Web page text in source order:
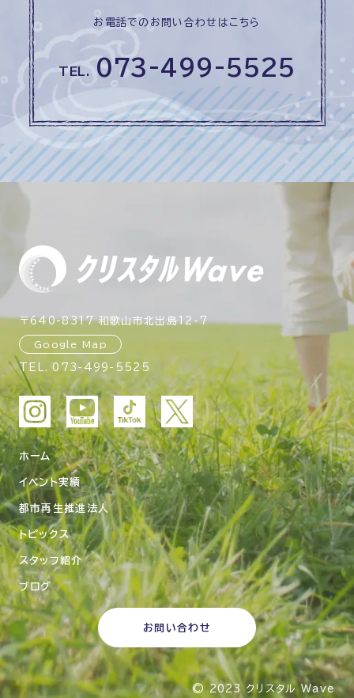
お電話でのお問い合わせはこちら
TEL. 073-499-5525
〒640-8317 和歌山市北出島12-7
Google Map
TEL.073-499-5525
ホーム
イベント実績
都市再生推進法人
トピックス
スタッフ紹介
ブログ
お問い合わせ
© 2023 クリスタル Wave